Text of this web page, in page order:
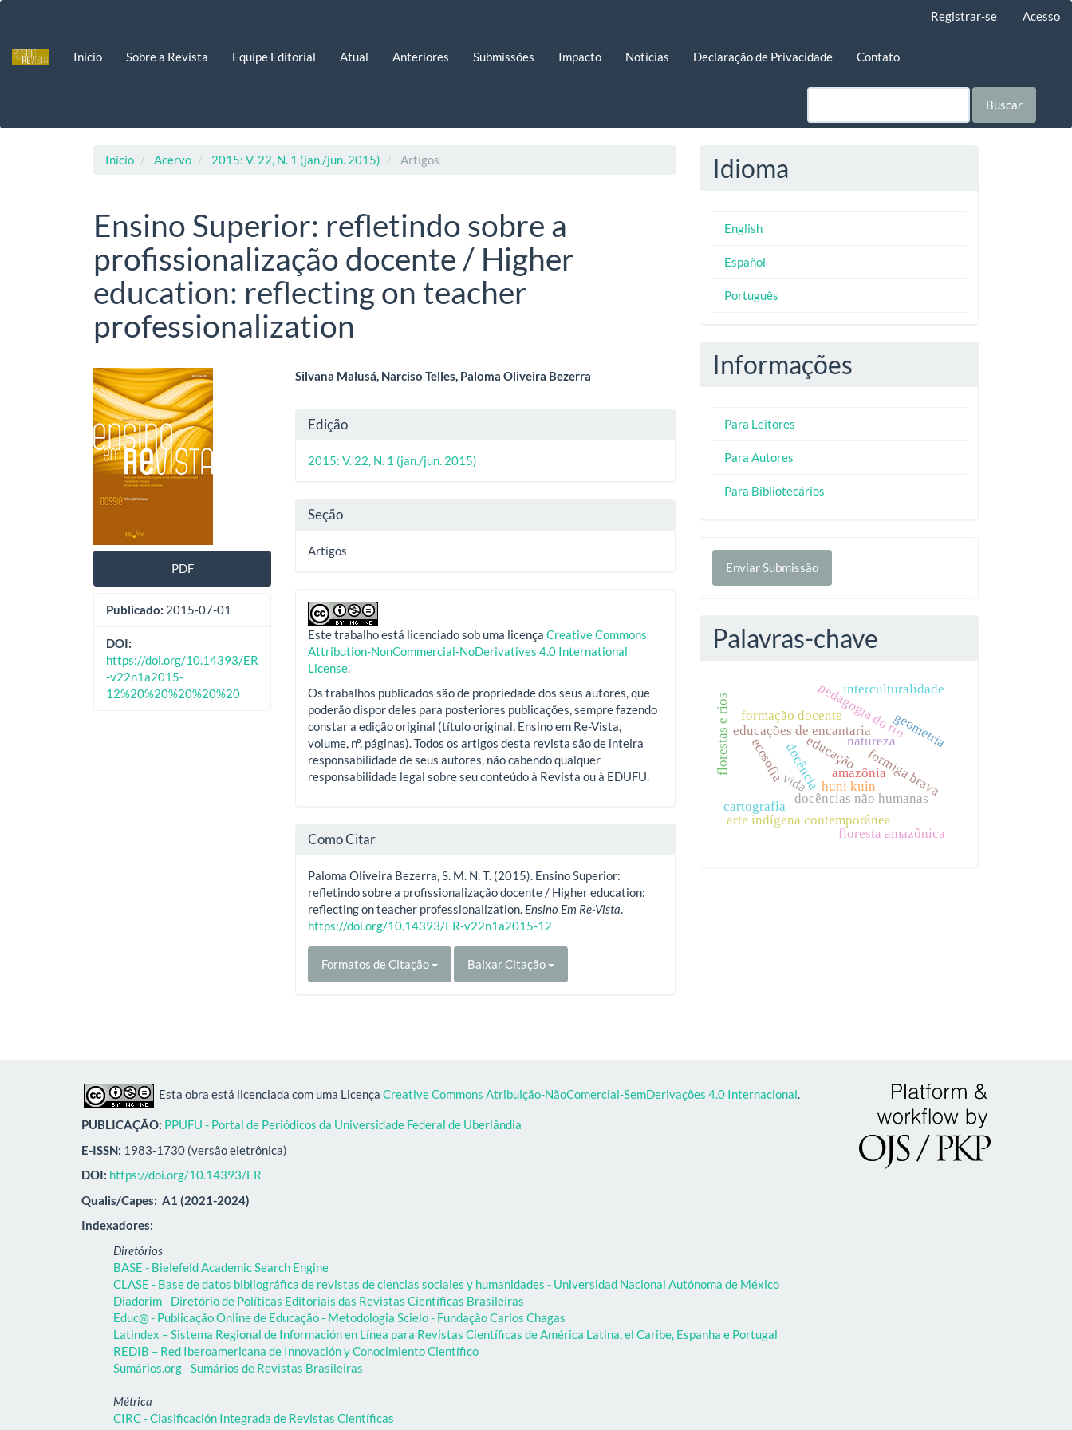
principal
Registrar-se Acesso
Início Sobre a Revista Equipe Editorial Atual Anteriores Submissões Impacto Notícias Declaração de Privacidade Contato
Buscar
Início Acervo 2015: V. 22, N. 1 (jan./jun. 2015) Artigos
Ensino Superior: refletindo sobre a
profissionalização docente / Higher
education: reflecting on teacher
professionalization
Barra
lateral
de
artigos
PDF
Publicado: 2015-07-01
DOI:
https://doi.org/10.14393/ER
-v22n1a2015-
12%20%20%20%20%20
Conteúdo
artigo
principal
Silvana Malusá, Narciso Telles, Paloma Oliveira Bezerra
Detalhes
do
Edição
2015: V. 22, N. 1 (jan./jun. 2015)
Seção
Artigos
Este trabalho está licenciado sob uma licençaCreative Commons
Attribution-NonCommercial-NoDerivatives 4.0 International
License
Os trabalhos publicados são de propriedade dos seus autores, que
poderão dispor deles para posteriores publicações, sempre fazendo
constar a edição original (título original, Ensino em Re-Vista,
volume, nº, páginas). Todos os artigos desta revista são de inteira
responsabilidade de seus autores, não cabendo qualquer
responsabilidade legal sobre seu conteúdo à Revista ou à EDUFU.
Como Citar
Paloma Oliveira Bezerra, S. M. N. T. (2015). Ensino Superior:
refletindo sobre a profissionalização docente / Higher education:
reflecting on teacher professionalization. Ensino Em Re-Vista
https://doi.org/10.14393/ER-v22n1a2015-12
Formatos de Citação Baixar Citação
Idioma
English
Español
Português
Informações
Para Leitores
Para Autores
Para Bibliotecários
Enviar
Submissão
Enviar Submissão
Palavras-chave
formiga brava
amazônia
educações de encantaria
docências não humanas
educação
docência
vida
pedagogia do rio
ecosofia
cartografia
arte indígena contemporânea
huni kuin
floresta amazônica
natureza
florestas e rios
interculturalidade
formação docente geometria
Esta obra está licenciada com uma Licença Creative Commons Atribuição-NãoComercial-SemDerivações 4.0 Internacional.
PUBLICAÇÃO: PPUFU - Portal de Periódicos da Universidade Federal de Uberlândia
E-ISSN: 1983-1730 (versão eletrônica)
DOI: https://doi.org/10.14393/ER
Qualis/Capes: A1 (2021-2024)
Indexadores:
Diretórios
BASE - Bielefeld Academic Search Engine
CLASE - Base de datos bibliográfica de revistas de ciencias sociales y humanidades - Universidad Nacional Autónoma de México
Diadorim - Diretório de Políticas Editoriais das Revistas Científicas Brasileiras
Educ@ - Publicação Online de Educação - Metodologia Scielo - Fundação Carlos Chagas
Latindex – Sistema Regional de Información en Línea para Revistas Científicas de América Latina, el Caribe, Espanha e Portugal
REDIB – Red Iberoamericana de Innovación y Conocimiento Científico
Sumários.org - Sumários de Revistas Brasileiras
Métrica
CIRC - Clasificación Integrada de Revistas Científicas